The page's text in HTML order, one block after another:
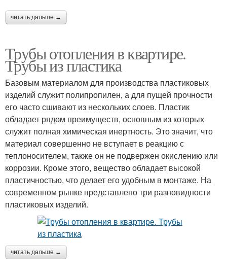
читать дальше →
Трубы отопления в квартире.
Трубы из пластика
Базовым материалом для производства пластиковых
изделий служит полипропилен, а для пущей прочности
его часто сшивают из нескольких слоев. Пластик
обладает рядом преимуществ, основным из которых
служит полная химическая инертность. Это значит, что
материал совершенно не вступает в реакцию с
теплоносителем, также он не подвержен окислению или
коррозии. Кроме этого, вещество обладает высокой
пластичностью, что делает его удобным в монтаже. На
современном рынке представлено три разновидности
пластиковых изделий.
читать дальше →